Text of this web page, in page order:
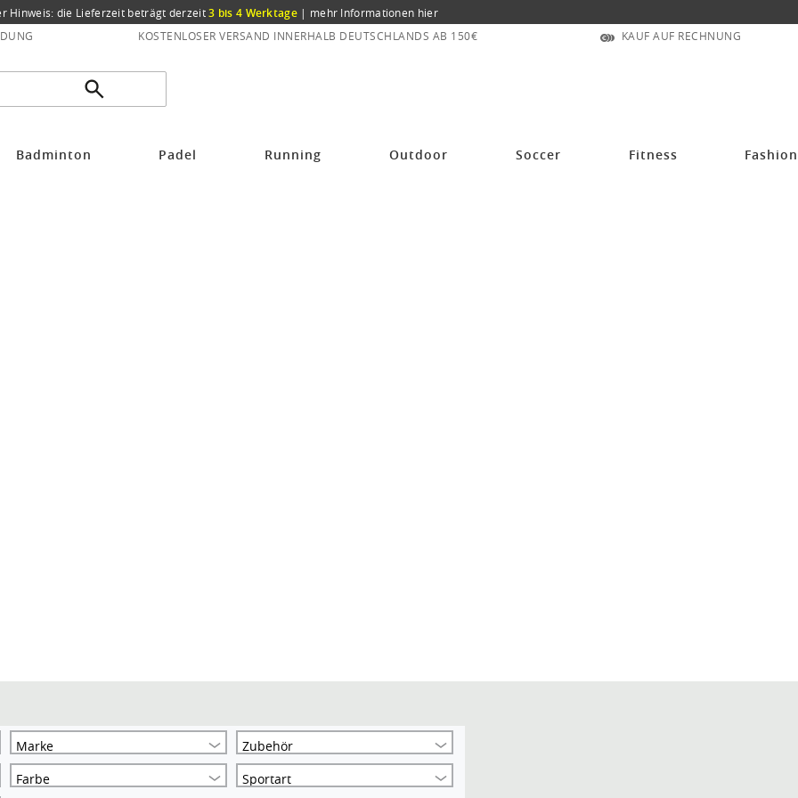
Hinweis: die Lieferzeit beträgt derzeit3 bis 4 Werktage | mehr Informationen hier
KOSTENLOSER VERSAND INNERHALB DEUTSCHLANDS AB 150€ KAUF AUF RECHNUNG
Badminton Padel Running Outdoor Soccer Fitness Fashion
Marke
Zubehör
Farbe
Sportart